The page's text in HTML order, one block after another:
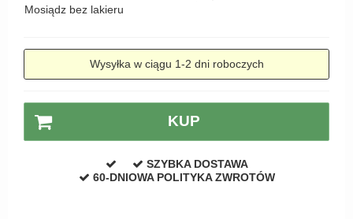
Mosiądz bez lakieru
Wysyłka w ciągu 1-2 dni roboczych
KUP
SZYBKA DOSTAWA
60-DNIOWA POLITYKA ZWROTÓW